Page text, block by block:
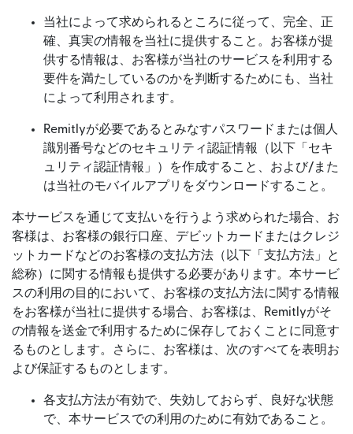
当社によって求められるところに従って、完全、正
確、真実の情報を当社に提供すること。お客様が提
供する情報は、お客様が当社のサービスを利用する
要件を満たしているのかを判断するためにも、当社
によって利用されます。
Remitlyが必要であるとみなすパスワードまたは個人
識別番号などのセキュリティ認証情報（以下「セキ
ュリティ認証情報」）を作成すること、および/また
は当社のモバイルアプリをダウンロードすること。
本サービスを通じて支払いを行うよう求められた場合、お
客様は、お客様の銀行口座、デビットカードまたはクレジ
ットカードなどのお客様の支払方法（以下「支払方法」と
総称）に関する情報も提供する必要があります。本サービ
スの利用の目的において、お客様の支払方法に関する情報
をお客様が当社に提供する場合、お客様は、Remitlyがそ
の情報を送金で利用するために保存しておくことに同意す
るものとします。さらに、お客様は、次のすべてを表明お
よび保証するものとします。
各支払方法が有効で、失効しておらず、良好な状態
で、本サービスでの利用のために有効であること。